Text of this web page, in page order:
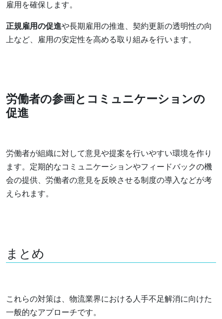
雇用を確保します。
正規雇用の促進や長期雇用の推進、契約更新の透明性の向
上など、雇用の安定性を高める取り組みを行います。
労働者の参画とコミュニケーションの
促進
労働者が組織に対して意見や提案を行いやすい環境を作り
ます。定期的なコミュニケーションやフィードバックの機
会の提供、労働者の意見を反映させる制度の導入などが考
えられます。
まとめ
これらの対策は、物流業界における人手不足解消に向けた
一般的なアプローチです。